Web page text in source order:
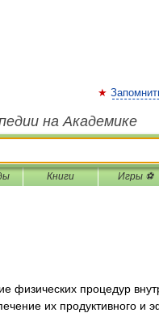
на Академике
Книги Игры ⚽
физических процедур
их продуктивного и